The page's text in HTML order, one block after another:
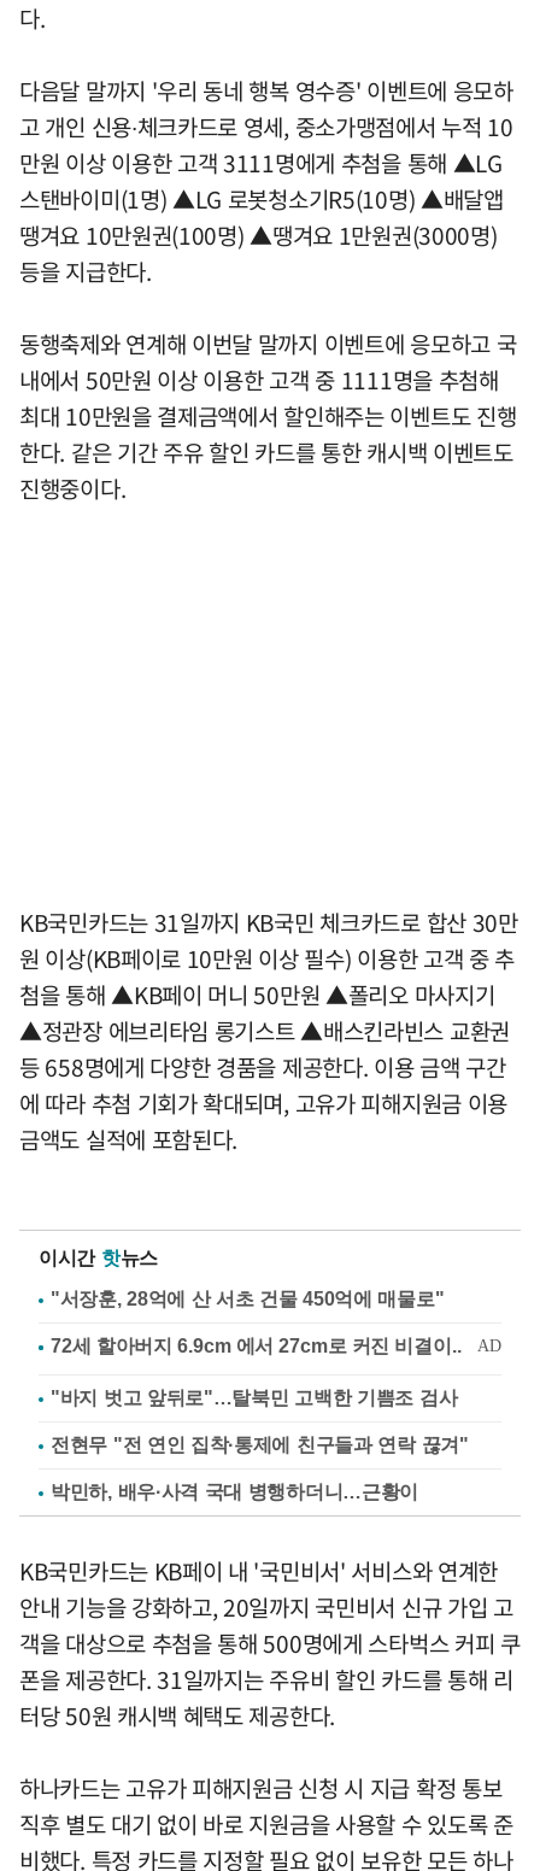
다.
다음달 말까지 '우리 동네 행복 영수증' 이벤트에 응모하
고 개인 신용∙체크카드로 영세, 중소가맹점에서 누적 10
만원 이상 이용한 고객 3111명에게 추첨을 통해 ▲LG
스탠바이미(1명) ▲LG 로봇청소기R5(10명) ▲배달앱
땡겨요 10만원권(100명) ▲땡겨요 1만원권(3000명)
등을 지급한다.
동행축제와 연계해 이번달 말까지 이벤트에 응모하고 국
내에서 50만원 이상 이용한 고객 중 1111명을 추첨해
최대 10만원을 결제금액에서 할인해주는 이벤트도 진행
한다. 같은 기간 주유 할인 카드를 통한 캐시백 이벤트도
진행중이다.
KB국민카드는 31일까지 KB국민 체크카드로 합산 30만
원 이상(KB페이로 10만원 이상 필수) 이용한 고객 중 추
첨을 통해 ▲KB페이 머니 50만원 ▲폴리오 마사지기
▲정관장 에브리타임 롱기스트 ▲배스킨라빈스 교환권
등 658명에게 다양한 경품을 제공한다. 이용 금액 구간
에 따라 추첨 기회가 확대되며, 고유가 피해지원금 이용
금액도 실적에 포함된다.
이시간 핫뉴스
"서장훈, 28억에 산 서초 건물 450억에 매물로"
"바지 벗고 앞뒤로"…탈북민 고백한 기쁨조 검사
전현무 "전 연인 집착·통제에 친구들과 연락 끊겨"
박민하, 배우·사격 국대 병행하더니…근황이
KB국민카드는 KB페이 내 '국민비서' 서비스와 연계한
안내 기능을 강화하고, 20일까지 국민비서 신규 가입 고
객을 대상으로 추첨을 통해 500명에게 스타벅스 커피 쿠
폰을 제공한다. 31일까지는 주유비 할인 카드를 통해 리
터당 50원 캐시백 혜택도 제공한다.
하나카드는 고유가 피해지원금 신청 시 지급 확정 통보
직후 별도 대기 없이 바로 지원금을 사용할 수 있도록 준
비했다. 특정 카드를 지정할 필요 없이 보유한 모든 하나